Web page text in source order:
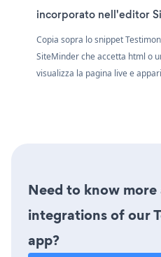
incorporato nell'editor
Copia sopra lo snippet
SiteMinder che accetta html o
visualizza la pagina live e
Need to know
integrations of our
app?